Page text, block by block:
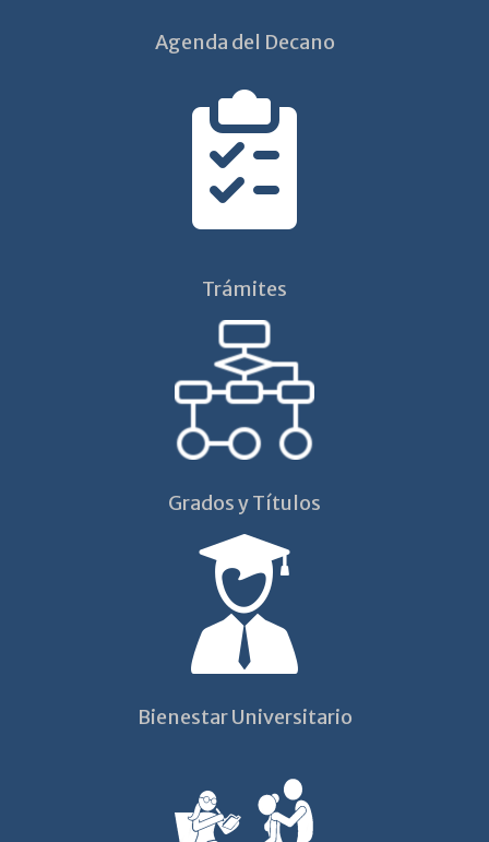
Agenda del Decano
Trámites
Grados y Títulos
Bienestar Universitario